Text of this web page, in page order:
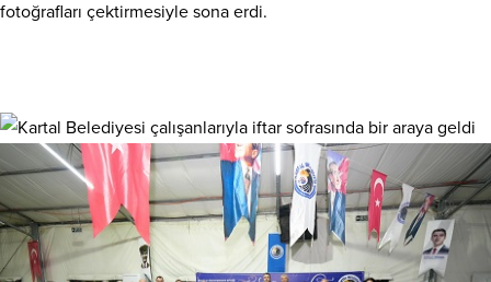
fotoğrafları çektirmesiyle sona erdi.